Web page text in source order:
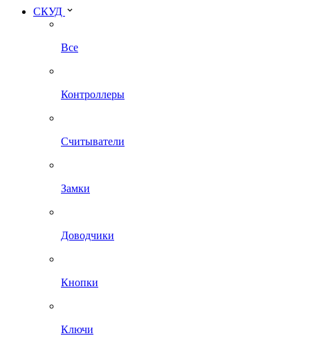
СКУД
Все
Контроллеры
Считыватели
Замки
Доводчики
Кнопки
Ключи